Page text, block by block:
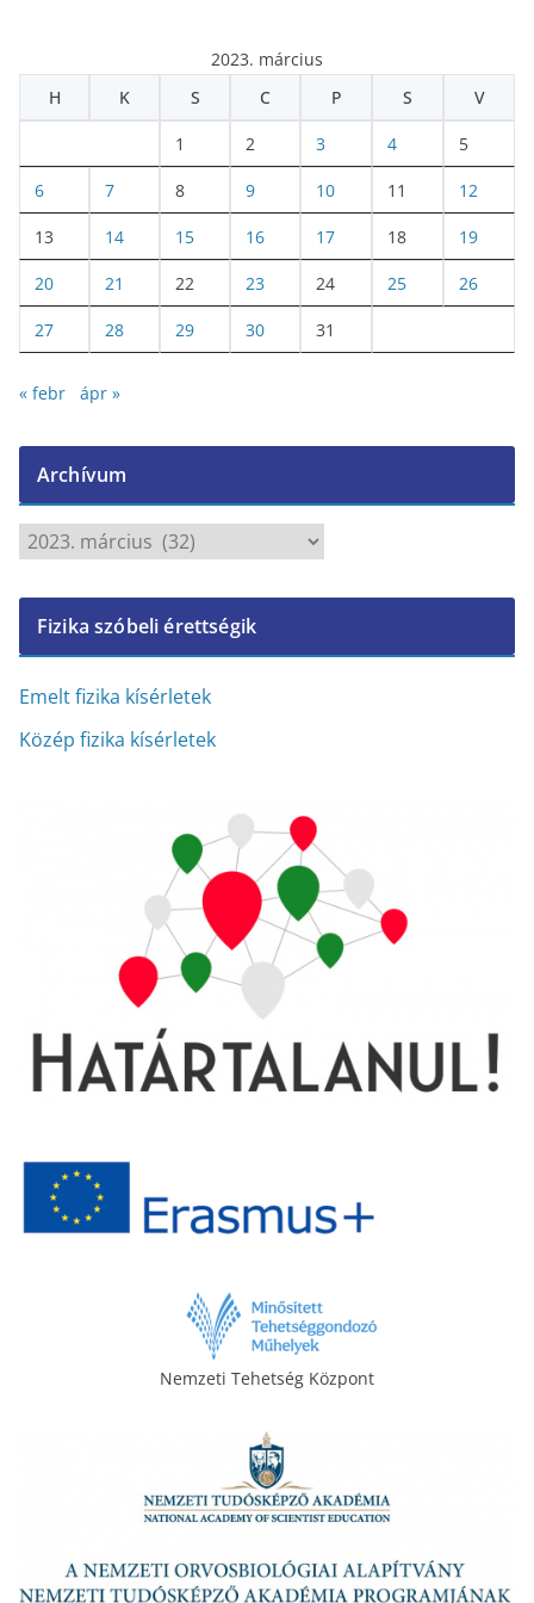
2023. március
H
K S C P S V
1 2 3 4 5
6 7 8 9 10 11 12
13 14 15 16 17 18 19
20 21 22 23 24 25 26
27 28 29 30 31
« febr ápr »
Archívum
c
í
v
m
Fizika szóbeli érettségik
Emelt fizika kísérletek
Közép fizika kísérletek
Nemzeti Tehetség Központ